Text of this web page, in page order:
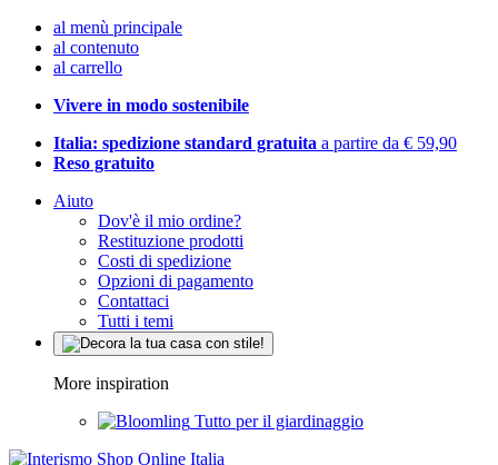
al menù principale
al contenuto
al carrello
Vivere in modo sostenibile
Italia: spedizione standard gratuita a partire da € 59,90
Reso gratuito
Aiuto
Dov'è il mio ordine?
Restituzione prodotti
Costi di spedizione
Opzioni di pagamento
Contattaci
Tutti i temi
More inspiration
Tutto per il giardinaggio